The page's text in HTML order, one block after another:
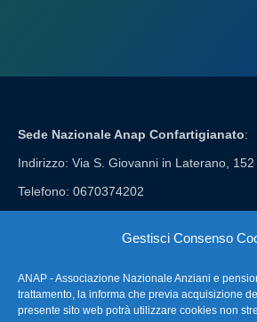
Gestisci Consenso
ANAP - Associazione Nazionale Anziani e
trattamento, la informa che previa acquisizione
presente sito web potrà utilizzare cookies non
Sede Nazionale Anap Confartigianato:
Indirizzo: Via S. Giovanni in Laterano,
Telefono: 0670374202
FAQ – Domande